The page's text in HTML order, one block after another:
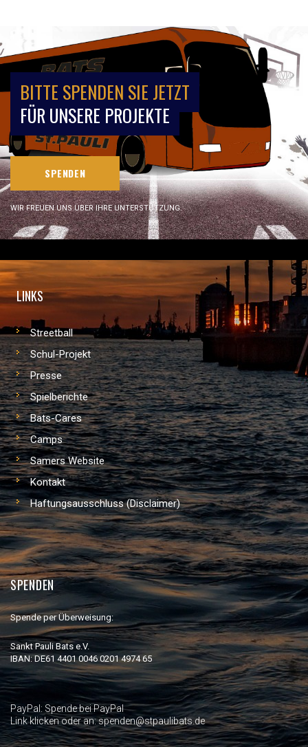
BITTE SPENDEN SIE JETZT
FÜR UNSERE PROJEKTE
SPENDEN
WIR FREUEN UNS ÜBER IHRE UNTERSTÜTZUNG.
LINKS
Streetball
Schul-Projekt
Presse
Spielberichte
Bats-Cares
Camps
Samers Website
Kontakt
Haftungsausschluss (Disclaimer)
SPENDEN
Spende per Überweisung:
Sankt Pauli Bats e.V.
IBAN: DE61 4401 0046 0201 4974 65
PayPal: Spende bei PayPal
Link klicken oder an: spenden@stpaulibats.de